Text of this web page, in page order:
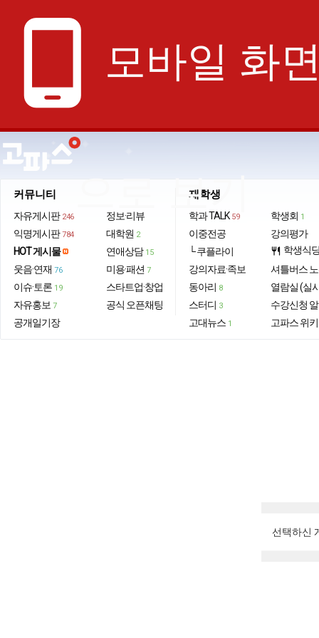
phone_android 모바일 화
으로 보기
커뮤니티
자유게시판 246
익명게시판 784
HOT 게시물
웃음·연재 76
이슈·토론 19
자유홍보 7
공개일기장
정보·리뷰
대학원 2
연애상담 15
미용·패션 7
스타트업·창업
공식 오픈채팅
재학생
학과 TALK 59
이중전공
└ 쿠플라이
강의자료·족보
동아리 8
스터디 3
고대뉴스 1
학생회 1
강의평가
restaurant 학생식
셔틀버스
열람실 (실
수강신청
고파스 위키
선택하신